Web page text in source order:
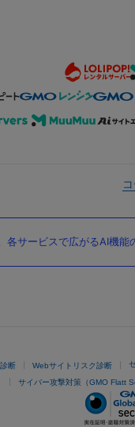
サービスで広がるAI機能
断 Webサイトリスク診断
サイバー攻撃対策（GMO Flatt